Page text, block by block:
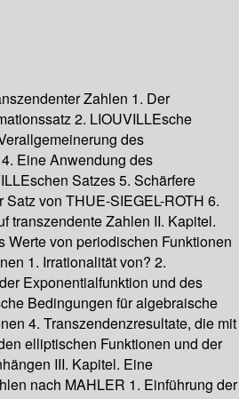
Zahlen 1. Der
2. LIOUVILLEsche
des
Eine Anwendung des
Satzes 5. Schärfere
von THUE-SIEGEL-ROTH 6.
transzendente Zahlen II. Kapitel.
Werte von periodischen Funktionen
1. Irrationalität von? 2.
Exponentialfunktion und des
Bedingungen für algebraische
4. Transzendenzresultate, die mit
elliptischen Funktionen und der
III. Kapitel. Eine
nach MAHLER 1. Einführung der